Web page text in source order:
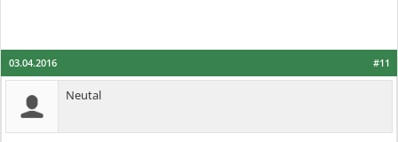
#11
03.04.2016
Neutal